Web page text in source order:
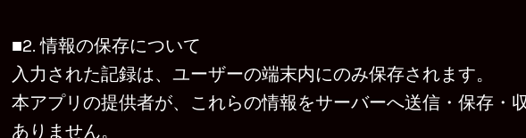
■2. 情報の保存について
入力された記録は、ユーザーの端末内にのみ保存されます。
本アプリの提供者が、これらの情報をサーバーへ送信・保存・
ありません。